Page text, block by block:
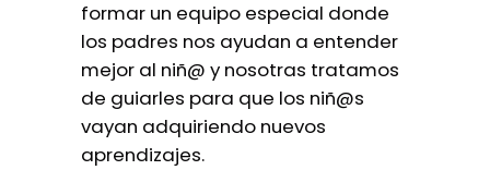
formar un equipo especial donde
los padres nos ayudan a entender
mejor al niñ@ y nosotras tratamos
de guiarles para que los niñ@s
vayan adquiriendo nuevos
aprendizajes.